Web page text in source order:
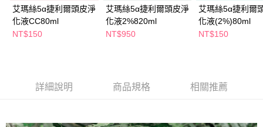
【注意事項】
１．透過由恩沛科技股份有限公司提供之「AFTEE先享後付」服務完成之交
易，需依本服務之必要範圍內提供個人資料，並將交易相關給付款項請求債
「AFTEE先享後付」，若未經同意申辦者引起之損失，本公司不負相關責
請求用戶進行身份認證。
7-11取貨付款
每筆NT$65，滿NT$490(含以上)免運費
宅配(本島)
艾瑪絲5α捷利爾頭皮淨
化液CC80ml
NT$150
艾瑪絲5α捷利爾頭皮淨
化液2%820ml
NT$950
艾瑪絲5α捷利爾
化液(2%)80ml
NT$150
詳細說明 商品規格 相關推薦